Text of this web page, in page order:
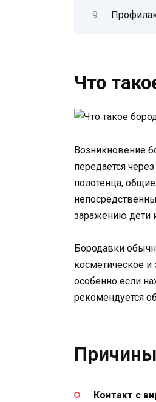
Что
Возникновение
передается
полотенца,
заражению дети
Бородавки
косметическое
особенно если
рекомендуется
Контакт с